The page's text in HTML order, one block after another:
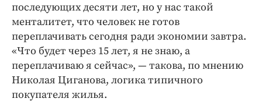
последующих десяти лет, но у нас такой
менталитет, что человек не готов
переплачивать сегодня ради экономии завтра.
«Что будет через 15 лет, я не знаю, а
переплачиваю я сейчас», — такова, по мнению
Николая Циганова, логика типичного
покупателя жилья.